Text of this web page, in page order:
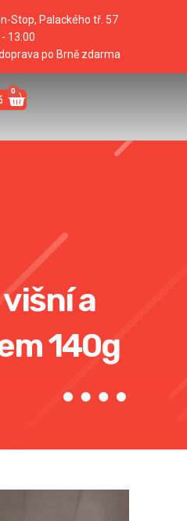
Stop, Palackého tř. 57
13:00
po Brně zdarma
0 Cart
a
140g